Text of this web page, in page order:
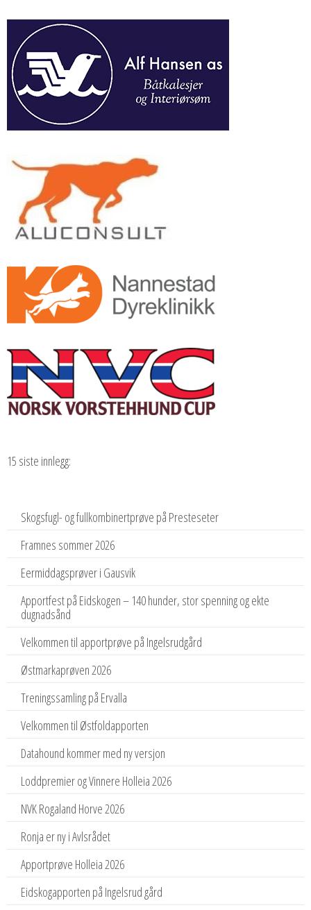
15 siste innlegg:
Skogsfugl- og fullkombinertprøve på Presteseter
Framnes sommer 2026
Eermiddagsprøver i Gausvik
Apportfest på Eidskogen – 140 hunder, stor spenning og ekte
dugnadsånd
Velkommen til apportprøve på Ingelsrudgård
Østmarkaprøven 2026
Treningssamling på Ervalla
Velkommen til Østfoldapporten
Datahound kommer med ny versjon
Loddpremier og Vinnere Holleia 2026
NVK Rogaland Horve 2026
Ronja er ny i Avlsrådet
Apportprøve Holleia 2026
Eidskogapporten på Ingelsrud gård